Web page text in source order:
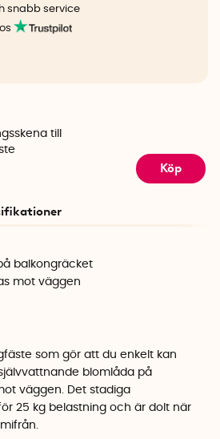
snabb service
till
Köp
balkongräcket
mot väggen
som gör att du enkelt kan
blomlådapå
väggen. Det stadiga
25 kg belastning och är dolt när